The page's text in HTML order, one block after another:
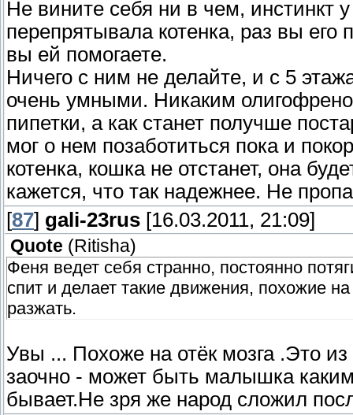
Не вините себя ни в чем, инстинкт
перепрятывала котенка, раз вы
вы ей помогаете.
Ничего с ним не делайте, и с 5
очень умными. Никаким
пипетки, а как станет получше
мог о нем позаботиться пока и
котенка, кошка не отстанет, она
кажется, что так надежнее. Не
[87] gali-23rus [16.03.2011, 21:09]
Quote (Ritisha)
Феня ведет себя странно, постоянно
спит и делает такие движения, похожие
разжать.
Увы ... Похоже на отёк мозга .Это
заочно - может быть малышка
бывает.Не зря же народ сложил